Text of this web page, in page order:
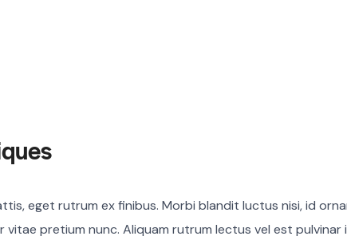
eget rutrum ex finibus. Morbi blandit luctus nisi, id
pretium nunc. Aliquam rutrum lectus vel est pulvinar